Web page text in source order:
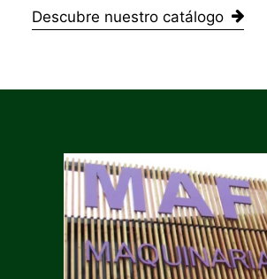
Descubre nuestro catálogo